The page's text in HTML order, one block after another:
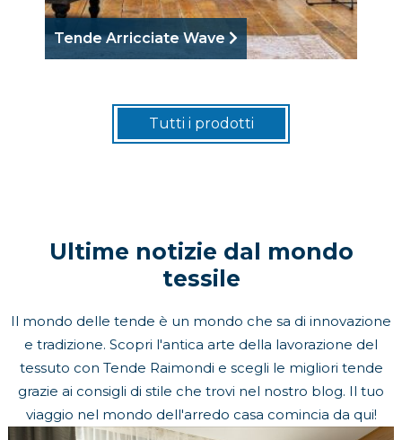
Tende Arricciate Wave
Tutti i prodotti
Ultime notizie dal mondo
tessile
Il mondo delle tende è un mondo che sa di innovazione
e tradizione. Scopri l'antica arte della lavorazione del
tessuto con Tende Raimondi e scegli le migliori tende
grazie ai consigli di stile che trovi nel nostro blog. Il tuo
viaggio nel mondo dell'arredo casa comincia da qui!